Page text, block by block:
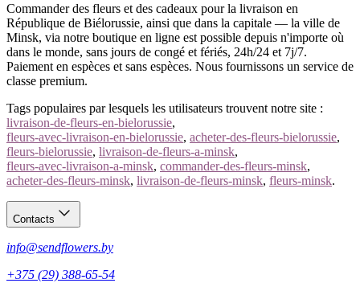
Commander des fleurs et des cadeaux pour la livraison en
République de Biélorussie, ainsi que dans la capitale — la ville de
Minsk, via notre boutique en ligne est possible depuis n'importe où
dans le monde, sans jours de congé et fériés, 24h/24 et 7j/7.
Paiement en espèces et sans espèces. Nous fournissons un service de
classe premium.
Tags populaires par lesquels les utilisateurs trouvent notre site :
livraison-de-fleurs-en-bielorussie,
fleurs-avec-livraison-en-bielorussie, acheter-des-fleurs-bielorussie,
fleurs-bielorussie, livraison-de-fleurs-a-minsk,
fleurs-avec-livraison-a-minsk, commander-des-fleurs-minsk,
acheter-des-fleurs-minsk, livraison-de-fleurs-minsk, fleurs-minsk.
Contacts
info@sendflowers.by
+375 (29) 388-65-54